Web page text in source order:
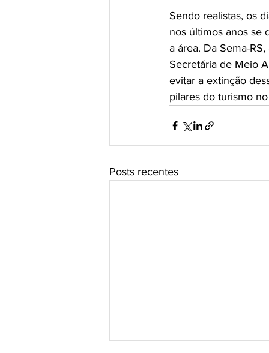
Sendo realistas, os
nos últimos anos se
a área. Da Sema-
Secretária de Meio
evitar a extinção
pilares do turismo
Posts recentes